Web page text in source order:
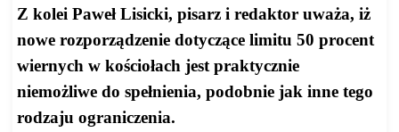
Z kolei Paweł Lisicki, pisarz i redaktor uważa, iż
nowe rozporządzenie dotyczące limitu 50 procent
wiernych w kościołach jest praktycznie
niemożliwe do spełnienia, podobnie jak inne tego
rodzaju ograniczenia.